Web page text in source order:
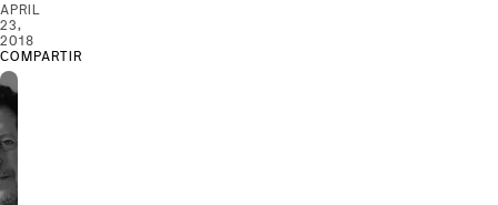
APRIL
23,
2018
COMPARTIR